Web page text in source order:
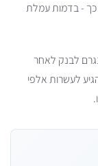
- בדמות עמלת
לבנק לאחר
לעשרות אלפי